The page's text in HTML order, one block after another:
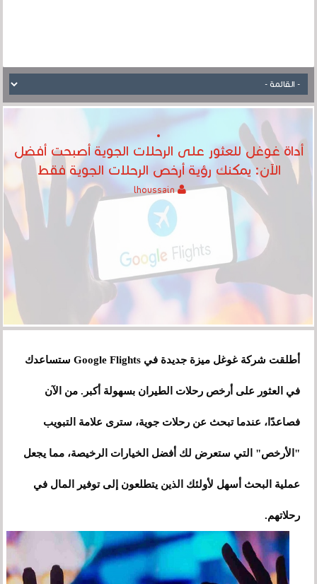
أداة غوغل للعثور على الرحلات الجوية أصبحت أفضل
الآن: يمكنك رؤية أرخص الرحلات الجوية فقط
lhoussain
أطلقت شركة غوغل ميزة جديدة في Google Flights ستساعدك
في العثور على أرخص رحلات الطيران بسهولة أكبر. من الآن
فصاعدًا، عندما تبحث عن رحلات جوية، سترى علامة التبويب
"الأرخص" التي ستعرض لك أفضل الخيارات الرخيصة، مما يجعل
عملية البحث أسهل لأولئك الذين يتطلعون إلى توفير المال في
رحلاتهم.